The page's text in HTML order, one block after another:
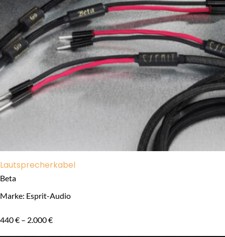
Lautsprecherkabel
Beta
Marke: Esprit-Audio
440€ – 2.000€